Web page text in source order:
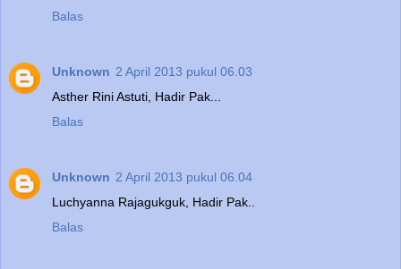
Balas
Unknown 2 April 2013 pukul 06.03
Asther Rini Astuti, Hadir Pak...
Balas
Unknown 2 April 2013 pukul 06.04
Luchyanna Rajagukguk, Hadir Pak..
Balas